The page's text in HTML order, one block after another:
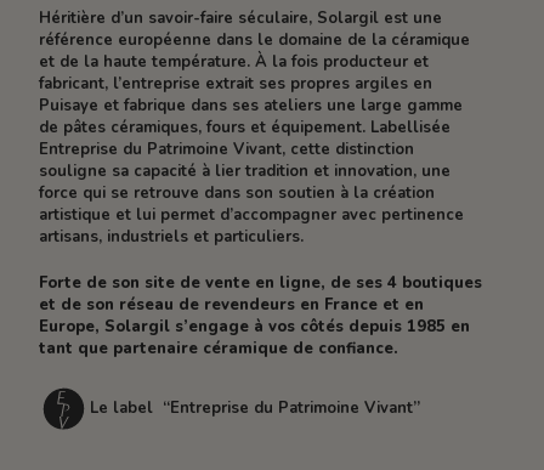
Héritière d’un savoir-faire séculaire, Solargil est une
référence européenne dans le domaine de la céramique
et de la haute température. À la fois producteur et
fabricant, l’entreprise extrait ses propres argiles en
Puisaye et fabrique dans ses ateliers une large gamme
de pâtes céramiques, fours et équipement. Labellisée
Entreprise du Patrimoine Vivant, cette distinction
souligne sa capacité à lier tradition et innovation, une
force qui se retrouve dans son soutien à la création
artistique et lui permet d’accompagner avec pertinence
artisans, industriels et particuliers.
Forte de son site de vente en ligne, de ses 4 boutiques
et de son réseau de revendeurs en France et en
Europe, Solargil s’engage à vos côtés depuis 1985 en
tant que partenaire céramique de confiance.
Le label “Entreprise du Patrimoine Vivant”